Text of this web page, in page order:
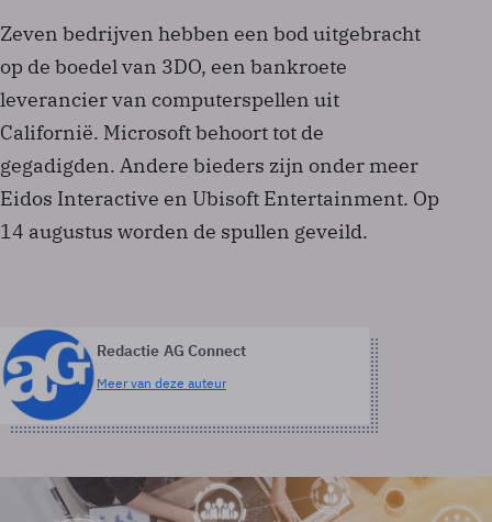
Zeven bedrijven hebben een bod uitgebracht
op de boedel van 3DO, een bankroete
leverancier van computerspellen uit
Californië. Microsoft behoort tot de
gegadigden. Andere bieders zijn onder meer
Eidos Interactive en Ubisoft Entertainment. Op
14 augustus worden de spullen geveild.
Redactie AG Connect
Meer van deze auteur